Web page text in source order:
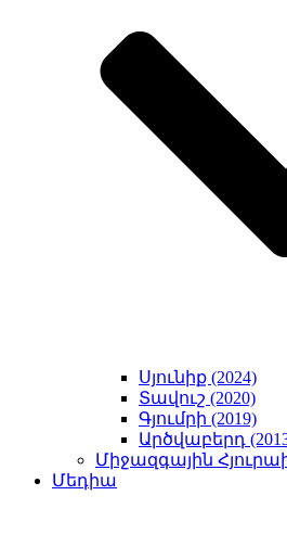
Սյունիք (2024)
Տավուշ (2020)
Գյումրի (2019)
Արծվաբերդ
Միջազգային
Մեդիա